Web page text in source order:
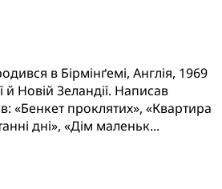
в Бірмінґемі, Англія, 1969
й Новій Зеландії. Написав
«Бенкет проклятих», «Квартира
дні», «Дім маленьк...